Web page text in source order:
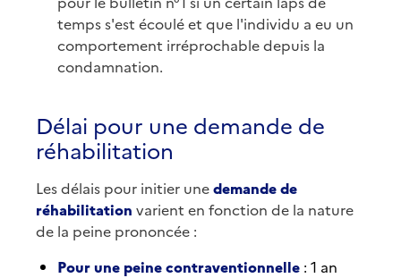
temps s'est écoulé et que l'individu a eu un
comportement irréprochable depuis la
condamnation.
Délai pour une demande de
réhabilitation
Les délais pour initier unedemande de
réhabilitation varient en fonction de la nature
de la peine prononcée :
Pour une peine contraventionnelle : 1 an